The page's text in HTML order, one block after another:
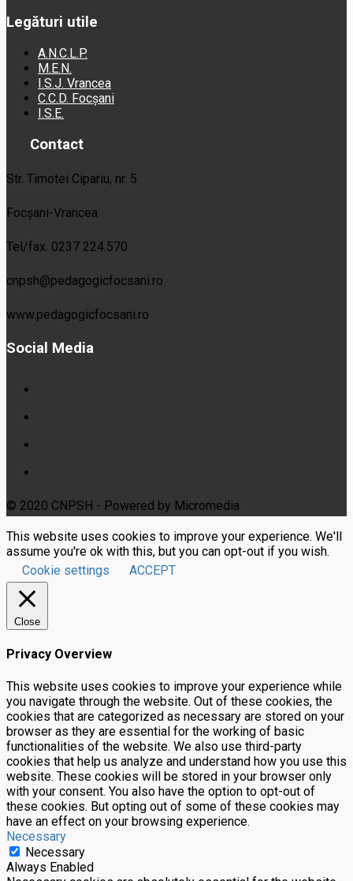
Legături utile
A.N.C.L.P.
M.E.N.
I.S.J. Vrancea
C.C.D. Focșani
I.S.E.
Contact
Str. Timotei Cipariu, nr. 5
Focșani-Vrancea
Tel/fax. 0237 224.570
cnpsh@pedagogicfocsani.ro
www.pedagogicfocsani.ro
Social Media
© 2020 CNPSH - Powered by Micromedia
This website uses cookies to improve your experience. We'll
assume you're ok with this, but you can opt-out if you wish.
Cookie settings
ACCEPT
Close
Privacy Overview
This website uses cookies to improve your experience while
you navigate through the website. Out of these cookies, the
cookies that are categorized as necessary are stored on your
browser as they are essential for the working of basic
functionalities of the website. We also use third-party
cookies that help us analyze and understand how you use this
website. These cookies will be stored in your browser only
with your consent. You also have the option to opt-out of
these cookies. But opting out of some of these cookies may
have an effect on your browsing experience.
Necessary
Necessary
Always Enabled